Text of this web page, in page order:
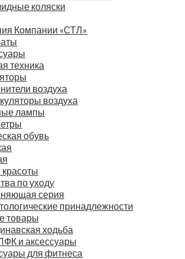
коляски
Компании «СТЛ»
техника
воздуха
воздуха
лампы
обувь
по уходу
серия
принадлежности
товары
ходьба
и аксессуары
для фитнеса